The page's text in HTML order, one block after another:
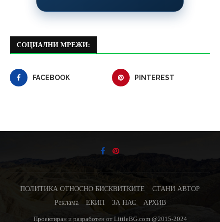
СОЦИАЛНИ МРЕЖИ:
FACEBOOK PINTEREST
ПОЛИТИКА ОТНОСНО БИСКВИТКИТЕ
СТАНИ АВТОР
Реклама
ЕКИП ЗА НАС АРХИВ
Проектиран и разработен от LittleBG.com @2015-2024